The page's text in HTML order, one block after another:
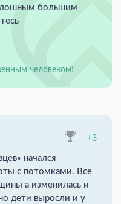
большим
человеком!
+3
начался
с потомками. Все
а изменилась и
дети выросли и у